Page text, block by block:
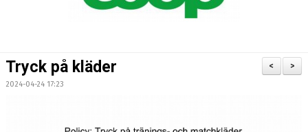
RÅTORPSPRODUKTER
>
<
Tryck på kläder
2024-04-24 17:23